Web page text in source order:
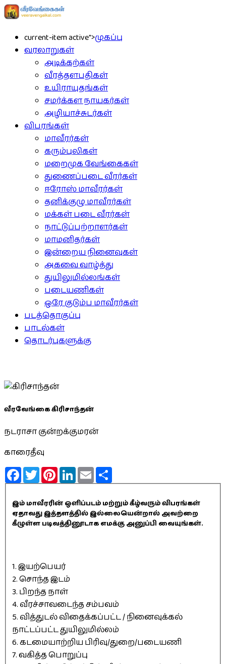
current-item active">முகப்பு
வரலாறுகள்
அடிக்கற்கள்
வீரத்தளபதிகள்
உயிராயுதங்கள்
சமர்க்கள நாயகர்கள்
அழியாச்சுடர்கள்
விபரங்கள்
மாவீரர்கள்
கரும்புலிகள்
மறைமுக வேங்கைகள்
துணைப்படை வீரர்கள்
ஈரோஸ் மாவீரர்கள்
தனிக்குழு மாவீரர்கள்
மக்கள் படை வீரர்கள்
நாட்டுப்பற்றாளர்கள்
மாமனிதர்கள்
இன்றைய நினைவுகள்
அகவை வாழ்த்து
துயிலுமில்லங்கள்
படையணிகள்
ஒரே குடும்ப மாவீரர்கள்
படத்தொகுப்பு
பாடல்கள்
தொடர்புகளுக்கு
வீரவேங்கை கிரிசாந்தன்
நடராசா குன்றக்குமரன்
காரைதீவு
FacebookTwitterPinterestLinkedInEmail
இம் மாவீரரின் ஒளிப்படம் மற்றும் கீழ்வரும் விபரங்கள்
ஏதாவது இத்தளத்தில் இல்லையென்றால் அவற்றை
கீழுள்ள படிவத்தினூடாக எமக்கு அனுப்பி வையுங்கள்.
1. இயற்பெயர்
2. சொந்த இடம்
3. பிறந்த நாள்
4. வீரச்சாவடைந்த சம்பவம்
5. வித்துடல் விதைக்கப்பட்ட / நினைவுக்கல்
நாட்டப்பட்ட துயிலுமில்லம்
6. கடமையாற்றிய பிரிவு/துறை/படையணி
7. வகித்த பொறுப்பு